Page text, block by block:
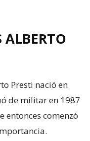
ALBERTO
Presti nació en
de militar en 1987
entonces comenzó